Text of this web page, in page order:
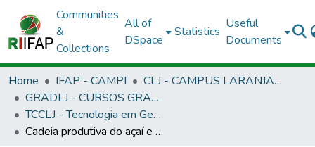
Communities
&
Collections
All of
DSpace
Statistics
Useful
Documents
Home IFAP - CAMPI
CLJ - CAMPUS LARANJAL DO JARI
GRADLJ - CURSOS GRADUAÇÃO - CAMPUS LARANJAL DO JARI
TCCLJ - Tecnologia em Gestão Ambiental
Cadeia produtiva do açaí e aspectos socioeconômicos dos batedores no município de Laranjal do Jari AP